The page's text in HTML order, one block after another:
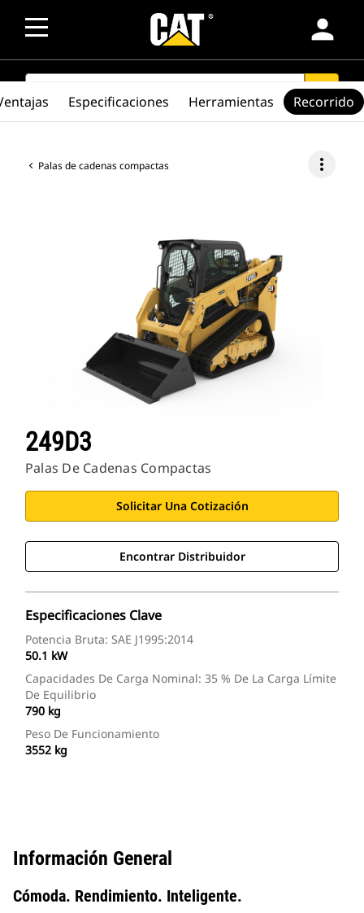
person
SEARCH search
Palas de cadenas compactas more_vert
249D3
Palas De Cadenas Compactas
Solicitar Una Cotización
Encontrar Distribuidor
Especificaciones Clave
Potencia Bruta: SAE J1995:2014
50.1 kW
Capacidades De Carga Nominal: 35 % De La Carga Límite
De Equilibrio
790 kg
Peso De Funcionamiento
3552 kg
Especificaciones Herramientas Recorrido
Información General
Cómoda. Rendimiento. Inteligente.